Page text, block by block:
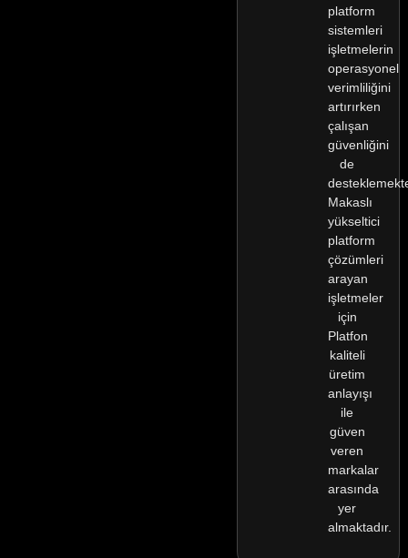
platform
sistemleri
işletmelerin
operasyonel
verimliliğini
artırırken
çalışan
güvenliğini
de
Makaslı
yükseltici
platform
çözümleri
arayan
işletmeler
için
Platfon
kaliteli
üretim
anlayışı
ile
güven
veren
markalar
arasında
yer
almaktadır.